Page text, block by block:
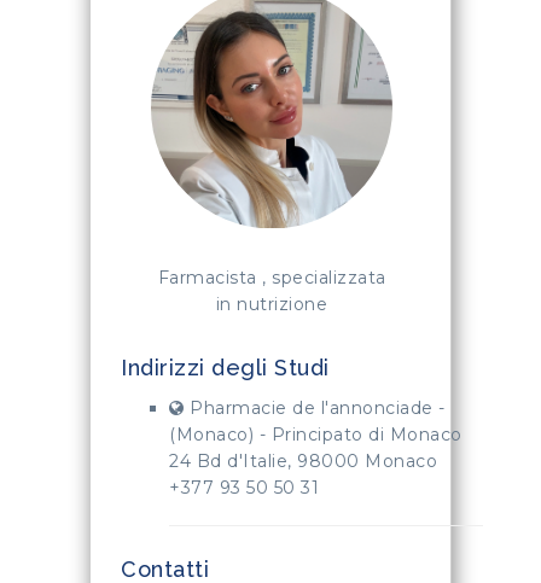
Farmacista , specializzata
in nutrizione
Indirizzi degli Studi
Pharmacie de l'annonciade -
(Monaco) - Principato di Monaco
24 Bd d'Italie, 98000 Monaco
+377 93 50 50 31
Contatti